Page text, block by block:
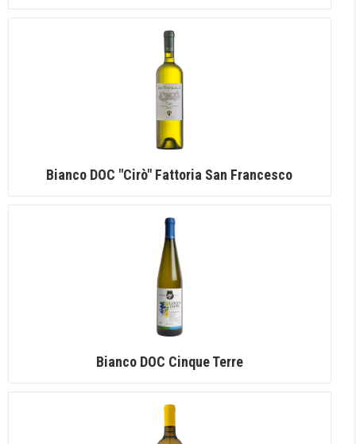
Bianco DOC "Cirò" Fattoria San Francesco
Bianco DOC Cinque Terre